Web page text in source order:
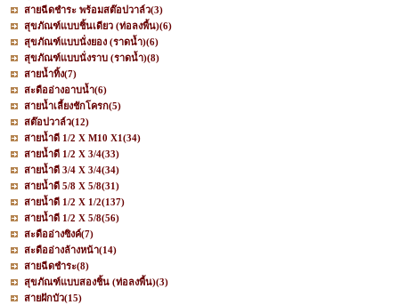
สายฉีดชำระ พร้อมสต๊อปวาล์ว(3)
สุขภัณฑ์แบบชิ้นเดียว (ท่อลงพื้น)(6)
สุขภัณฑ์แบบนั่งยอง (ราดน้ำ)(6)
สุขภัณฑ์แบบนั่งราบ (ราดน้ำ)(8)
สายน้ำทิ้ง(7)
สะดืออ่างอาบน้ำ(6)
สายน้ำเลี้ยงชักโครก(5)
สต๊อปวาล์ว(12)
สายน้ำดี 1/2 X M10 X1(34)
สายน้ำดี 1/2 X 3/4(33)
สายน้ำดี 3/4 X 3/4(34)
สายน้ำดี 5/8 X 5/8(31)
สายน้ำดี 1/2 X 1/2(137)
สายน้ำดี 1/2 X 5/8(56)
สะดืออ่างซิงค์(7)
สะดืออ่างล้างหน้า(14)
สายฉีดชำระ(8)
สุขภัณฑ์แบบสองชิ้น (ท่อลงพื้น)(3)
สายฝักบัว(15)